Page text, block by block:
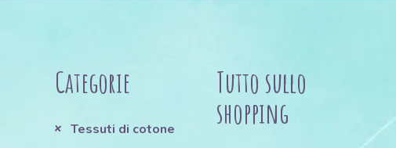
Categorie
Tessuti di cotone
Tutto sullo
shopping